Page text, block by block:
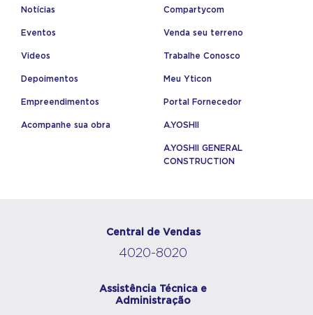
Notícias
Eventos
Videos
Depoimentos
Empreendimentos
Acompanhe sua obra
Compartycom
Venda seu terreno
Trabalhe Conosco
Meu Yticon
Portal Fornecedor
A.YOSHII
A.YOSHII GENERAL
CONSTRUCTION
Central de Vendas
4020-8020
Assistência Técnica e
Administração